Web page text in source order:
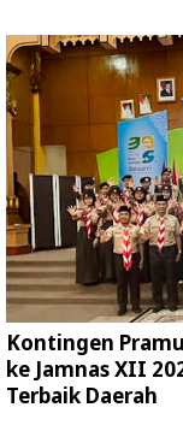
Kontingen
ke Jamnas XII
Terbaik Daerah